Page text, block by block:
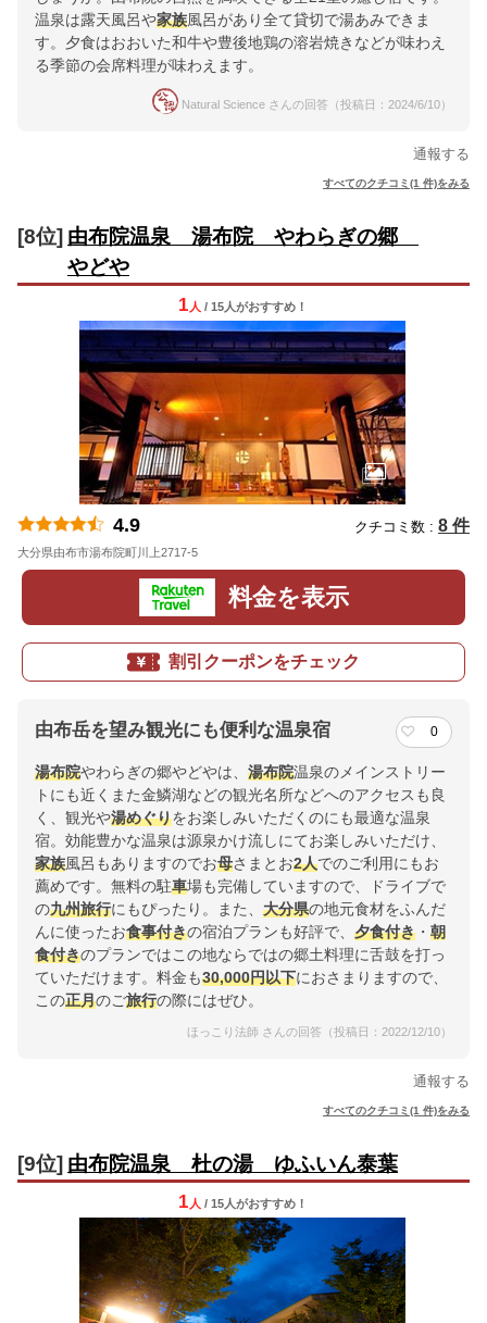
温泉は露天風呂や家族風呂があり全て貸切で湯あみできま
す。夕食はおおいた和牛や豊後地鶏の溶岩焼きなどが味わえ
る季節の会席料理が味わえます。
Natural Science さんの回答（投稿日：2024/6/10）
通報する
すべてのクチコミ(1 件)をみる
[8位] 由布院温泉 湯布院 やわらぎの郷
やどや
1 人 / 15人がおすすめ！
4.9 クチコミ数 : 8 件
大分県由布市湯布院町川上2717-5
料金を表示
割引クーポンをチェック
由布岳を望み観光にも便利な温泉宿 0
湯布院やわらぎの郷やどやは、 湯布院温泉のメインストリー
トにも近くまた金鱗湖などの観光名所などへのアクセスも良
く、観光や湯めぐりをお楽しみいただくのにも最適な温泉
宿。効能豊かな温泉は源泉かけ流しにてお楽しみいただけ、
家族風呂もありますのでお母さまとお2人でのご利用にもお
薦めです。無料の駐車場も完備していますので、ドライブで
の九州旅行にもぴったり。また、 大分県の地元食材をふんだ
んに使ったお食事付きの宿泊プランも好評で、 夕食付き ・ 朝
食付きのプランではこの地ならではの郷土料理に舌鼓を打っ
ていただけます。料金も30,000円以下におさまりますので、
この正月のご旅行の際にはぜひ。
ほっこり法師 さんの回答（投稿日：2022/12/10）
通報する
すべてのクチコミ(1 件)をみる
[9位] 由布院温泉 杜の湯 ゆふいん泰葉
1 人 / 15人がおすすめ！